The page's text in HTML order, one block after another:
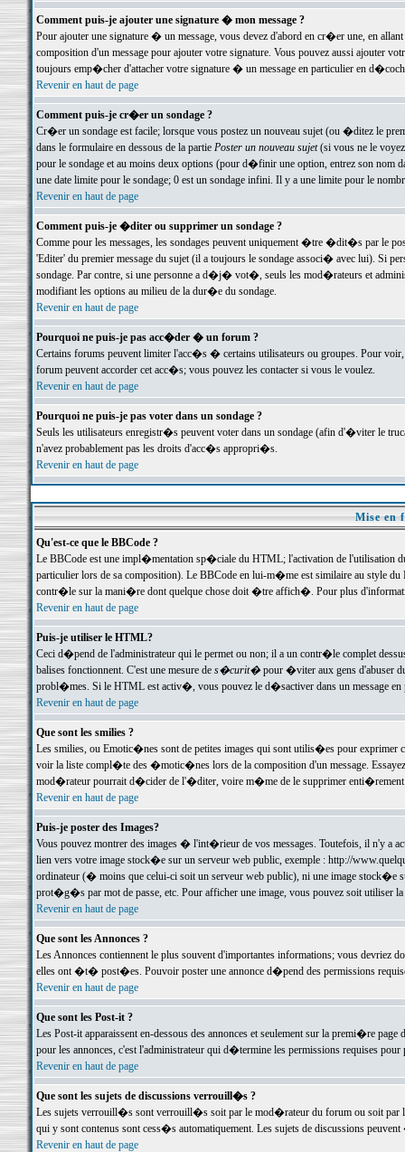
Comment puis-je ajouter une signature � mon message ?
Pour ajouter une signature � un message, vous devez d'abord en cr�er une, en
composition d'un message pour ajouter votre signature. Vous pouvez aussi ajouter
toujours emp�cher d'attacher votre signature � un message en particulier en
Revenir en haut de page
Comment puis-je cr�er un sondage ?
Cr�er un sondage est facile; lorsque vous postez un nouveau sujet (ou �ditez le
dans le formulaire en dessous de la partie Poster un nouveau sujet(si vous ne le voyez
pour le sondage et au moins deux options (pour d�finir une option, entrez son nom
une date limite pour le sondage; 0 est un sondage infini. Il y a une limite pour le
Revenir en haut de page
Comment puis-je �diter ou supprimer un sondage ?
Comme pour les messages, les sondages peuvent uniquement �tre �dit�s par le
'Editer' du premier message du sujet (il a toujours le sondage associ� avec lui). Si
sondage. Par contre, si une personne a d�j� vot�, seuls les mod�rateurs et
modifiant les options au milieu de la dur�e du sondage.
Revenir en haut de page
Pourquoi ne puis-je pas acc�der � un forum ?
Certains forums peuvent limiter l'acc�s � certains utilisateurs ou groupes. Pour
forum peuvent accorder cet acc�s; vous pouvez les contacter si vous le voulez.
Revenir en haut de page
Pourquoi ne puis-je pas voter dans un sondage ?
Seuls les utilisateurs enregistr�s peuvent voter dans un sondage (afin d'�viter le
n'avez probablement pas les droits d'acc�s appropri�s.
Revenir en haut de page
Mise en
Qu'est-ce que le BBCode ?
Le BBCode est une impl�mentation sp�ciale du HTML; l'activation de l'utilisation
particulier lors de sa composition). Le BBCode en lui-m�me est similaire au style
contr�le sur la mani�re dont quelque chose doit �tre affich�. Pour plus
Revenir en haut de page
Puis-je utiliser le HTML?
Ceci d�pend de l'administrateur qui le permet ou non; il a un contr�le complet
balises fonctionnent. C'est une mesure de s�curit�pour �viter aux gens d'abuser
probl�mes. Si le HTML est activ�, vous pouvez le d�sactiver dans un message en
Revenir en haut de page
Que sont les smilies ?
Les smilies, ou Emotic�nes sont de petites images qui sont utilis�es pour exprimer
voir la liste compl�te des �motic�nes lors de la composition d'un message.
mod�rateur pourrait d�cider de l'�diter, voire m�me de le supprimer
Revenir en haut de page
Puis-je poster des Images?
Vous pouvez montrer des images � l'int�rieur de vos messages. Toutefois, il n'y a
lien vers votre image stock�e sur un serveur web public, exemple : http://
ordinateur (� moins que celui-ci soit un serveur web public), ni une image stock�e
prot�g�s par mot de passe, etc. Pour afficher une image, vous pouvez soit
Revenir en haut de page
Que sont les Annonces ?
Les Annonces contiennent le plus souvent d'importantes informations; vous devriez
elles ont �t� post�es. Pouvoir poster une annonce d�pend des permissions
Revenir en haut de page
Que sont les Post-it ?
Les Post-it apparaissent en-dessous des annonces et seulement sur la premi�re
pour les annonces, c'est l'administrateur qui d�termine les permissions requises pour
Revenir en haut de page
Que sont les sujets de discussions verrouill�s ?
Les sujets verrouill�s sont verrouill�s soit par le mod�rateur du forum ou soit par
qui y sont contenus sont cess�s automatiquement. Les sujets de discussions
Revenir en haut de page